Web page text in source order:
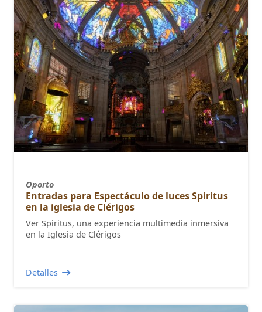
Oporto
Entradas para Espectáculo de luces Spiritus
en la iglesia de Clérigos
Ver Spiritus, una experiencia multimedia inmersiva
en la Iglesia de Clérigos
Detalles